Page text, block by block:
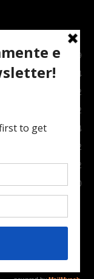
7089
3764
2082
1852
1024
972
672
630